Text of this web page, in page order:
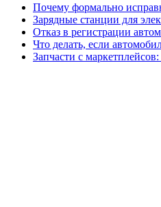
Почему формально
Зарядные станции для
Отказ в регистрации
Что делать, если
Запчасти с